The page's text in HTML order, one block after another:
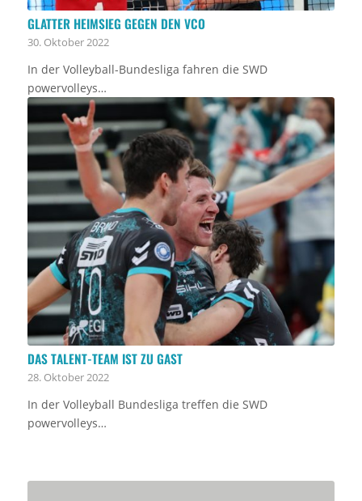
GLATTER HEIMSIEG GEGEN DEN VCO
30. Oktober 2022
In der Volleyball-Bundesliga fahren die SWD
powervolleys…
DAS TALENT-TEAM IST ZU GAST
28. Oktober 2022
In der Volleyball Bundesliga treffen die SWD
powervolleys…